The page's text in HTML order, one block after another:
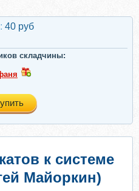
40 руб
складчины:
к системе
Майоркин)